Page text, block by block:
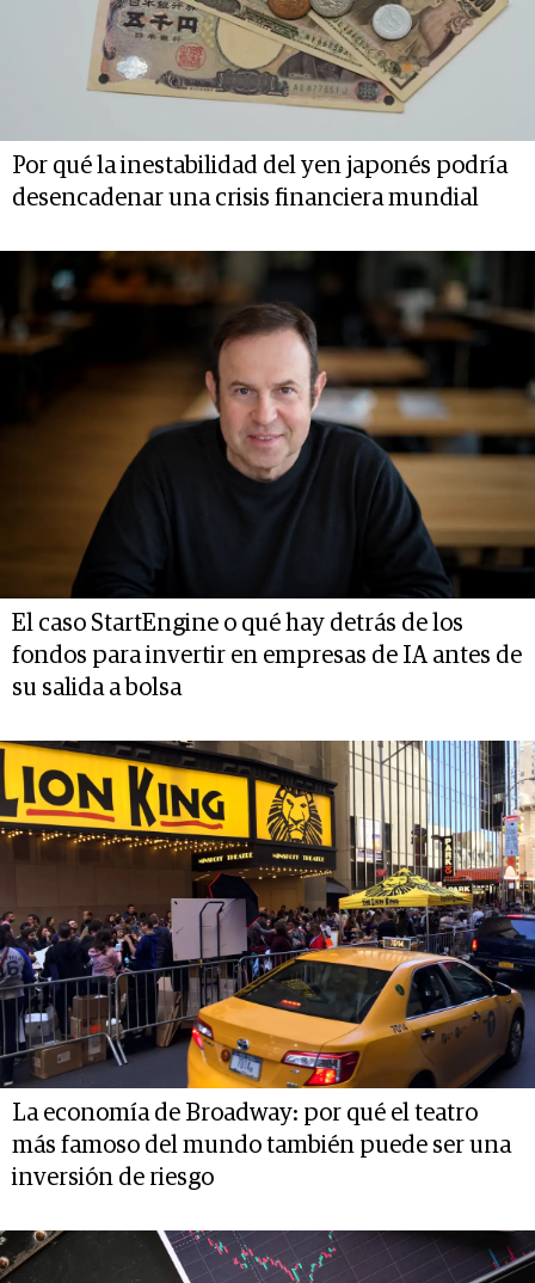
Por qué la inestabilidad del yen japonés podría
desencadenar una crisis financiera mundial
El caso StartEngine o qué hay detrás de los
fondos para invertir en empresas de IA antes de
su salida a bolsa
La economía de Broadway: por qué el teatro
más famoso del mundo también puede ser una
inversión de riesgo